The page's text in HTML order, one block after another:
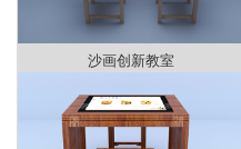
沙画创新教室